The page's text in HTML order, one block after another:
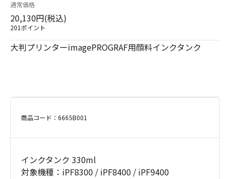
通常価格
20,130円(税込)
201ポイント
大判プリンターimagePROGRAF用顔料インクタンク
商品コード：6665B001
インクタンク 330ml
対象機種：iPF8300 / iPF8400 / iPF9400